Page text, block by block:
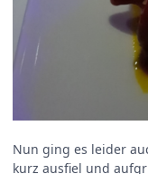
Nun ging es leider
kurz ausfiel und